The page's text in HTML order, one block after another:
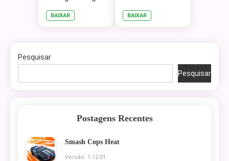
BAIXAR BAIXAR
Pesquisar
Pesquisar
Postagens Recentes
Smash Cops Heat
Versão: 1.12.01